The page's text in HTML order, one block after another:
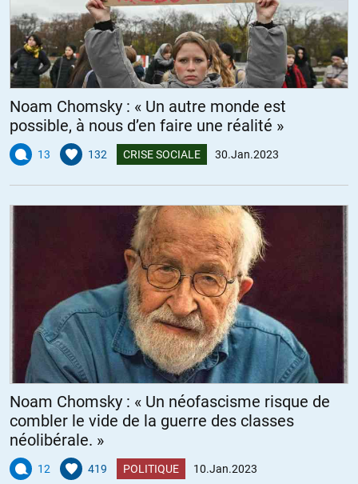
Noam Chomsky : « Un autre monde est
possible, à nous d’en faire une réalité »
13 132 CRISE SOCIALE 30.Jan.2023
Noam Chomsky : « Un néofascisme risque de
combler le vide de la guerre des classes
néolibérale. »
12 419 POLITIQUE 10.Jan.2023